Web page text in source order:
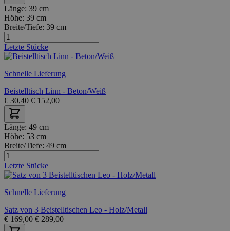
Länge: 39 cm
Höhe: 39 cm
Breite/Tiefe: 39 cm
Letzte Stücke
Schnelle Lieferung
Beistelltisch Linn - Beton/Weiß
€ 30,40 € 152,00
Länge: 49 cm
Höhe: 53 cm
Breite/Tiefe: 49 cm
Letzte Stücke
Schnelle Lieferung
Satz von 3 Beistelltischen Leo - Holz/Metall
€ 169,00 € 289,00